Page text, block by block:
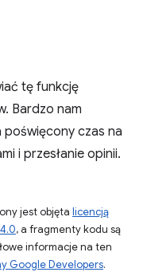
tę funkcję
Bardzo nam
poświęcony czas na
i przesłanie opinii.
jest objęta licencją
, a fragmenty kodu są
informacje na ten
Google Developers.